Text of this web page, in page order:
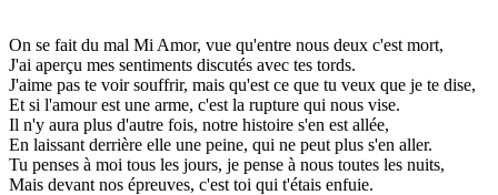
On se fait du mal Mi Amor, vue qu'entre nous deux c'est mort,
J'ai aperçu mes sentiments discutés avec tes tords.
J'aime pas te voir souffrir, mais qu'est ce que tu veux que je te dise,
Et si l'amour est une arme, c'est la rupture qui nous vise.
Il n'y aura plus d'autre fois, notre histoire s'en est allée,
En laissant derrière elle une peine, qui ne peut plus s'en aller.
Tu penses à moi tous les jours, je pense à nous toutes les nuits,
Mais devant nos épreuves, c'est toi qui t'étais enfuie.